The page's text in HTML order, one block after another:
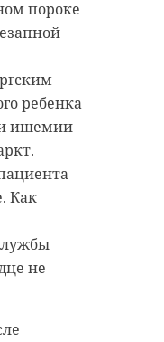
пороке
ребенка
ишемии
Как
не
время
сезон
и
в
дорогах
В ДТП
числе